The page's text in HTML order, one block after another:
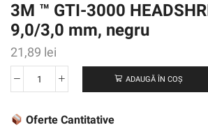
3M ™ GTI-3000
9,0/3,0 mm, negru
21,89 lei
Cantitate
™
ADAUGĂ ÎN COȘ
Oferte Cantitative